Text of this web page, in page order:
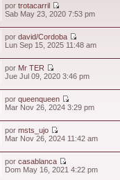
portrotacarril
Sab May 23, 2020 7:53 pm
pordavid/Cordoba
Lun Sep 15, 2025 11:48 am
por Mr TER
Jue Jul 09, 2020 3:46 pm
porqueenqueen
Mar Nov 26, 2024 3:29 pm
pormsts_ujo
Mar Nov 26, 2024 11:42 am
porcasablanca
Dom May 16, 2021 4:22 pm